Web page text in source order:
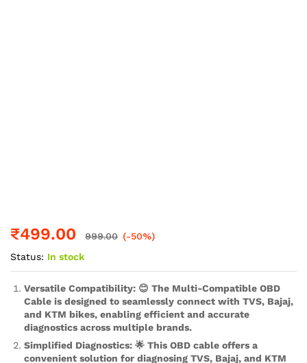
₹499.00 999.00 (-50%)
Status: In stock
Versatile Compatibility: 😊 The Multi-Compatible OBD
Cable is designed to seamlessly connect with TVS, Bajaj,
and KTM bikes, enabling efficient and accurate
diagnostics across multiple brands.
Simplified Diagnostics: 🌟 This OBD cable offers a
convenient solution for diagnosing TVS, Bajaj, and KTM